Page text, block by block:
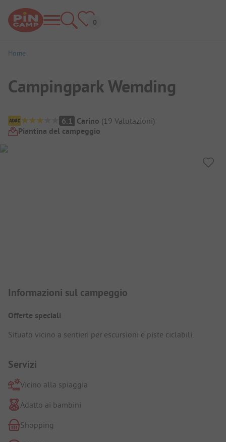
Home
Campingpark Wemding
Panoramica del campeggio
6.1 Carino (19 Valutazioni)
Piantina del campeggio
Informazioni sul campeggio
Offerte speciali
Situato vicino a sentieri per escursioni e piste ciclabili.
Servizi
Vicino alla spiaggia
Adatto ai bambini
Shopping